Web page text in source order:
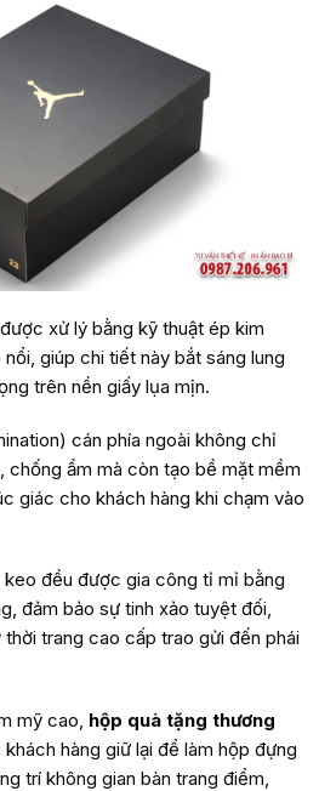
xử lý bằng kỹ thuật ép kim
giúp chi tiết này bắt sáng lung
trên nền giấy lụa mịn.
cán phía ngoài không chỉ
ẩm mà còn tạo bề mặt mềm
giác cho khách hàng khi chạm vào
đều được gia công tỉ mỉ bằng
đảm bảo sự tinh xảo tuyệt đối,
trang cao cấp trao gửi đến phái
mỹ cao, hộp quà tặng thương
hàng giữ lại để làm hộp đựng
trí không gian bàn trang điểm,